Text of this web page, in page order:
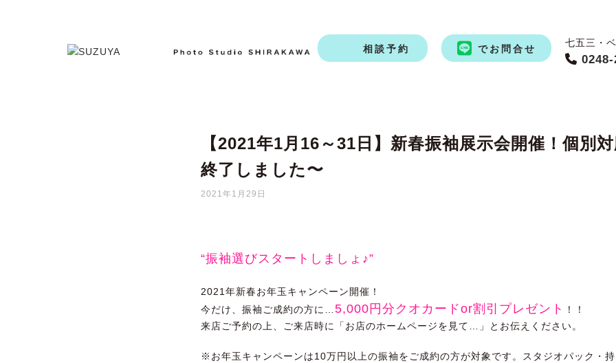
相談予約 でお問合せ
七五三・
【2021年1月16～31日】新春振袖展示会開催！個別
終了しました〜
2021年1月29日
“振袖選びスタートしましょ♪”
2021年新春お年玉キャンペーン開催！
今だけ、振袖ご成約の方に… 5,000円分クオカードor割引プレゼント
！！
来店ご予約の上、ご来店時に「お店のホームページを見て…」とお伝えください。
※お年玉キャンペーンは10万円以上の振袖をご成約の方が対象です。スタジオパック・